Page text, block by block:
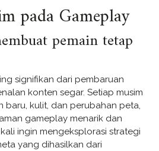
pada Gameplay
pemain tetap
signifikan dari pembaruan
konten segar. Setiap musim
baru, kulit, dan perubahan peta,
gameplay menarik dan
ingin mengeksplorasi strategi
yang dihasilkan dari